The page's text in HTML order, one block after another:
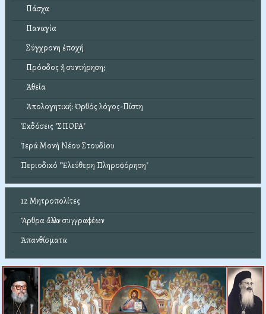
Πάσχα
Παναγία
Σύγχρονη ἐποχή
Πρόοδος ἤ συντήρηση;
Ἀθεΐα
Ἀπολογητική: Ὀρθός λόγος-Πίστη
Ἐκδόσεις "ΣΠΟΡΑ"
Ἱερά Μονή Νέου Στουδίου
Περιοδικό "Ἐλεύθερη Πληροφόρηση"
12 Μητροπολίτες
Ἄρθρα ἄλλων συγγραφέων
Ἀπανθίσματα